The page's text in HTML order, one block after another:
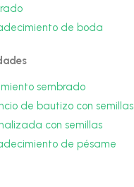
de boda
sembrado
de bautizo con semillas
con semillas
de pésame